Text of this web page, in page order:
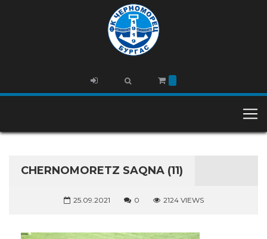
CHERNOMORETZ SAQNA (11)
25.09.2021 0 2124 VIEWS